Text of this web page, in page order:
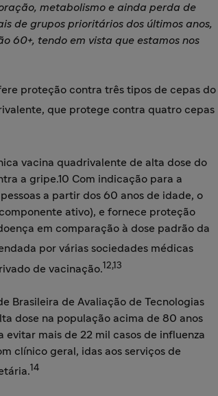
metabolismo e ainda perda de
de grupos prioritários dos últimos anos,
60+, tendo em vista que estamos nos
proteção contra três tipos de cepas do
que protege contra quatro cepas
vacina quadrivalente de alta dose do
a gripe.10 Com indicação para a
a partir dos 60 anos de idade, o
ativo), e fornece proteção
em comparação à dose padrão da
por várias sociedades médicas
de vacinação.12,13
Brasileira de Avaliação de Tecnologias
dose na população acima de 80 anos
mais de 22 mil casos de influenza
clínico geral, idas aos serviços de
14